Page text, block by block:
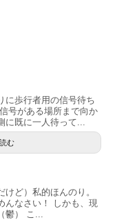
に歩行者用の信号待ち
号がある場所まで向か
に既に一人待って...
む
ど）私的ほんのり。
んなさい！ しかも、現
） こ...